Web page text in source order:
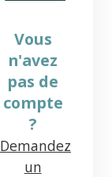
Vous
n'avez
pas de
compte
?
Demandez
un